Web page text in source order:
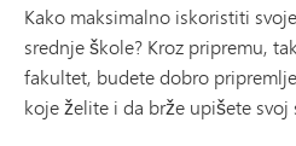
Kako maksimalno iskoristiti
srednje škole? Kroz pripremu,
fakultet, budete dobro
koje želite i da brže upišete svoj